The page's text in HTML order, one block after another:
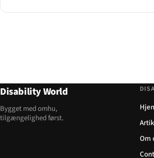
Disability World
Bygget med omhu,
tilgængelighed først.
Om